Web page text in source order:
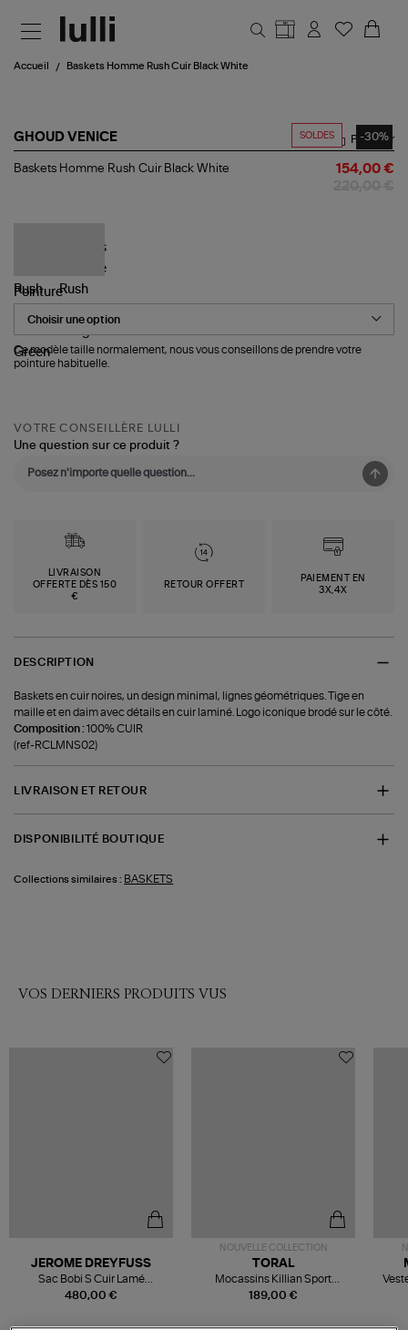
Accueil Baskets Homme Rush Cuir Black White
SOLDES -30%
GHOUD VENICE
Baskets
Partager
Baskets Homme Rush Cuir Black White 154,00 €
Pointure
Ce modèle taille normalement, nous vous conseillons de prendre votre
pointure habituelle.
VOTRE CONSEILLÈRE LULLI
Une question sur ce produit ?
LIVRAISON
OFFERTE DÈS 150
€
RETOUR OFFERT
PAIEMENT EN
3X,4X
DESCRIPTION
Baskets en cuir noires, un design minimal, lignes géométriques. Tige en
maille et en daim avec détails en cuir laminé. Logo iconique brodé sur le côté.
Composition :100% CUIR
(ref-RCLMNS02)
LIVRAISON ET RETOUR
DISPONIBILITÉ BOUTIQUE
Collections similaires : BASKETS
VOS DERNIERS PRODUITS VUS
480,00 €
JEROME DREYFUSS
Sac Bobi S Cuir Lamé
Champagne
NOUVELLE COLLECTION
189,00 €
TORAL
Mocassins Killian Sport
Mousse